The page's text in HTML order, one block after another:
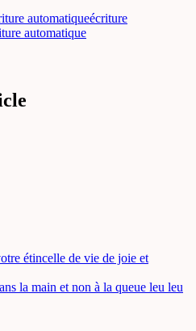
automatiqueécriture
automatique
étincelle de vie de joie et
la main et non à la queue leu leu